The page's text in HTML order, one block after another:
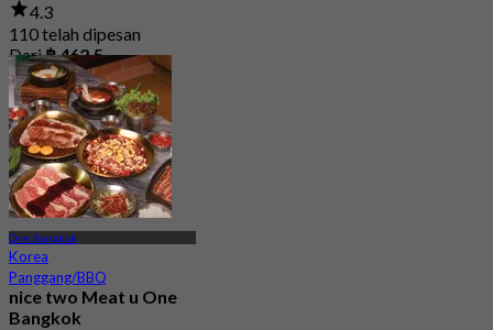
4.3
110 telah dipesan
Dari฿ 462.5
One Bangkok
Korea
Panggang/BBQ
nice two Meat u One
Bangkok